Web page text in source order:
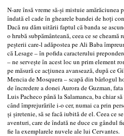
N-are însă vreme să-şi mistuie amărăciunea
îndată el cade în ghearele bandei de hoţi
Dacă nu dăm uitării faptul că banda se
o hrubă subpământeană, ceea ce se
peşterii care-l adăpostea pe Ali Baba
că Lesage – în pofida caracterului
– ne serveşte în acest loc un prim element
pe măsură ce acţiunea avansează, după ce
Mencia de Mosquera – scapă din bârlogul
de încredere a donei Aurora de Guzman,
Luis Pacheco până la Salamanca, ba chiar
când împrejurările i-o cer, numai ca prin
şi şiretenie, să se facă iubită de el. Ceea ce
aventuri, care de îndată ne duce cu gândul
fie la exemplarele nuvele ale lui Cervantes.